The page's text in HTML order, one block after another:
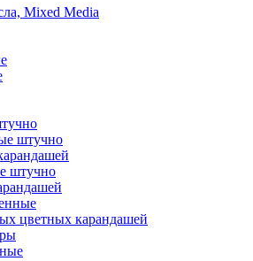
Mixed Media
штучно
штучно
цветных карандашей